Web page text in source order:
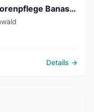
Häusliche Kranken- und Seniorenpflege Banaszek
Details →